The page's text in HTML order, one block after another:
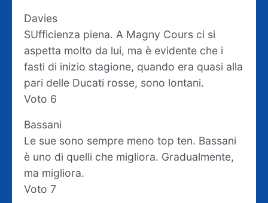
Davies
SUfficienza piena. A Magny Cours ci si
aspetta molto da lui, ma è evidente che i
fasti di inizio stagione, quando era quasi alla
pari delle Ducati rosse, sono lontani.
Voto 6
Bassani
Le sue sono sempre meno top ten. Bassani
è uno di quelli che migliora. Gradualmente,
ma migliora.
Voto 7